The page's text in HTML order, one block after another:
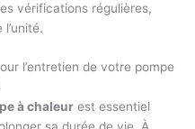
vérifications régulières,
l’entretien de votre pompe
à chaleur est essentiel